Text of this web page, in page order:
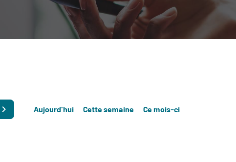
Aujourd'hui Cette semaine Ce mois-ci